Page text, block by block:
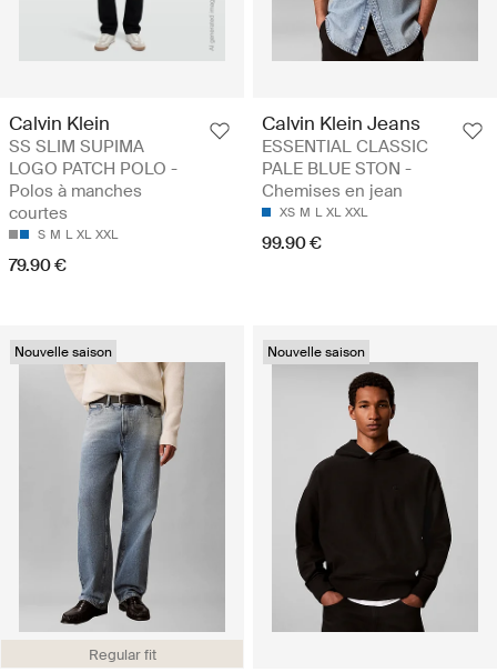
Calvin Klein
SS SLIM SUPIMA
LOGO PATCH POLO -
Polos à manches
courtes
S M L XL XXL
79.90 €
Calvin Klein Jeans
ESSENTIAL CLASSIC
PALE BLUE STON -
Chemises en jean
XS M L XL XXL
99.90 €
Regular fit
Nouvelle saison Nouvelle saison